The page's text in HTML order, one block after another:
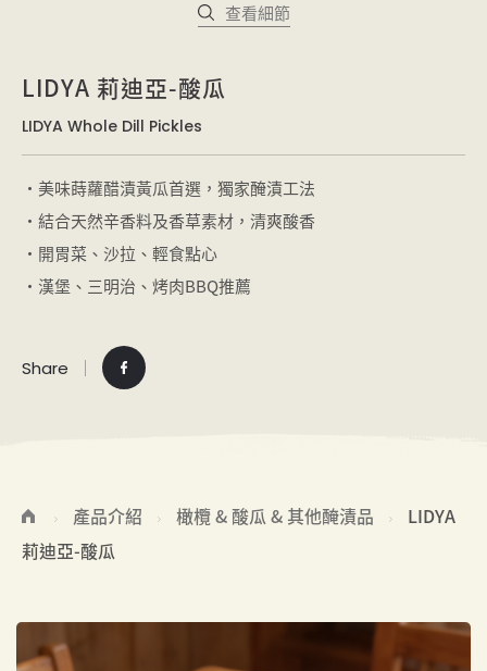
查看細節
LIDYA 莉迪亞-酸瓜
LIDYA Whole Dill Pickles
・美味蒔蘿醋漬黃瓜首選，獨家醃漬工法
・結合天然辛香料及香草素材，清爽酸香
・開胃菜、沙拉、輕食點心
・漢堡、三明治、烤肉BBQ推薦
Share
產品介紹 橄欖 & 酸瓜 & 其他醃漬品
LIDYA
莉迪亞-酸瓜